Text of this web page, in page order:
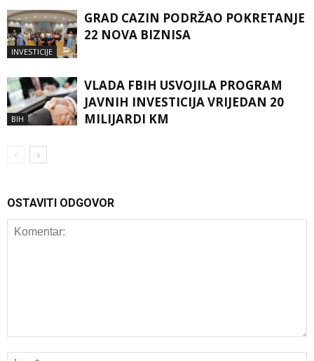
INVESTICIJE
GRAD CAZIN PODRŽAO POKRETANJE
22 NOVA BIZNISA
BIH
VLADA FBIH USVOJILA PROGRAM
JAVNIH INVESTICIJA VRIJEDAN 20
MILIJARDI KM
OSTAVITI ODGOVOR